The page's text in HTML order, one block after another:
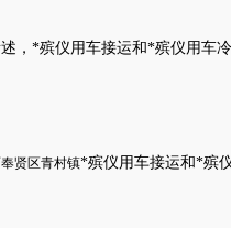
，*殡仪用车接运和*殡仪用车
奉贤区青村镇*殡仪用车接运和*殡